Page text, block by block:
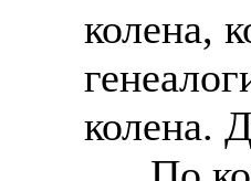
колена,
колена.